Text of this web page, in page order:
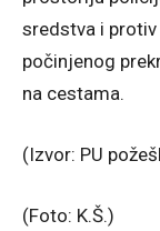
sredstva i
počinjenog
na cestama.
(Izvor: PU
(Foto: K.Š.)